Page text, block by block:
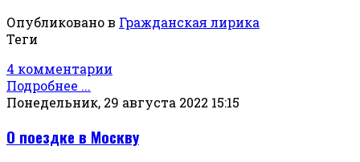
Опубликовано в Гражданская лирика
Теги
4 комментарии
Подробнее ...
Понедельник, 29 августа 2022 15:15
О поездке в Москву